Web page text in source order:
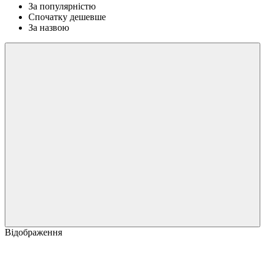
За популярністю
Спочатку дешевше
За назвою
Відображення